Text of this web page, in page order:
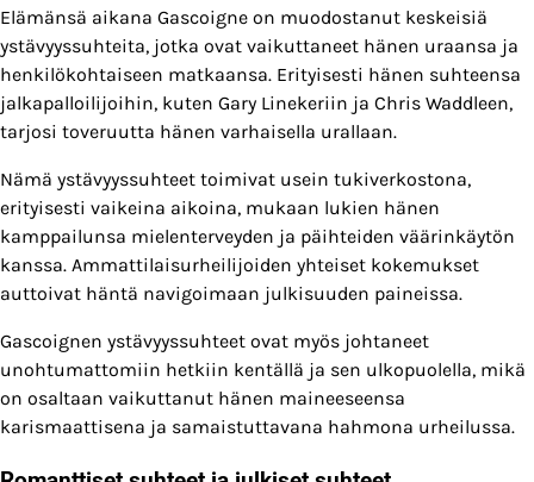
Elämänsä aikana Gascoigne on muodostanut keskeisiä
ystävyyssuhteita, jotka ovat vaikuttaneet hänen uraansa ja
henkilökohtaiseen matkaansa. Erityisesti hänen suhteensa
jalkapalloilijoihin, kuten Gary Linekeriin ja Chris Waddleen,
tarjosi toveruutta hänen varhaisella urallaan.
Nämä ystävyyssuhteet toimivat usein tukiverkostona,
erityisesti vaikeina aikoina, mukaan lukien hänen
kamppailunsa mielenterveyden ja päihteiden väärinkäytön
kanssa. Ammattilaisurheilijoiden yhteiset kokemukset
auttoivat häntä navigoimaan julkisuuden paineissa.
Gascoignen ystävyyssuhteet ovat myös johtaneet
unohtumattomiin hetkiin kentällä ja sen ulkopuolella, mikä
on osaltaan vaikuttanut hänen maineeseensa
karismaattisena ja samaistuttavana hahmona urheilussa.